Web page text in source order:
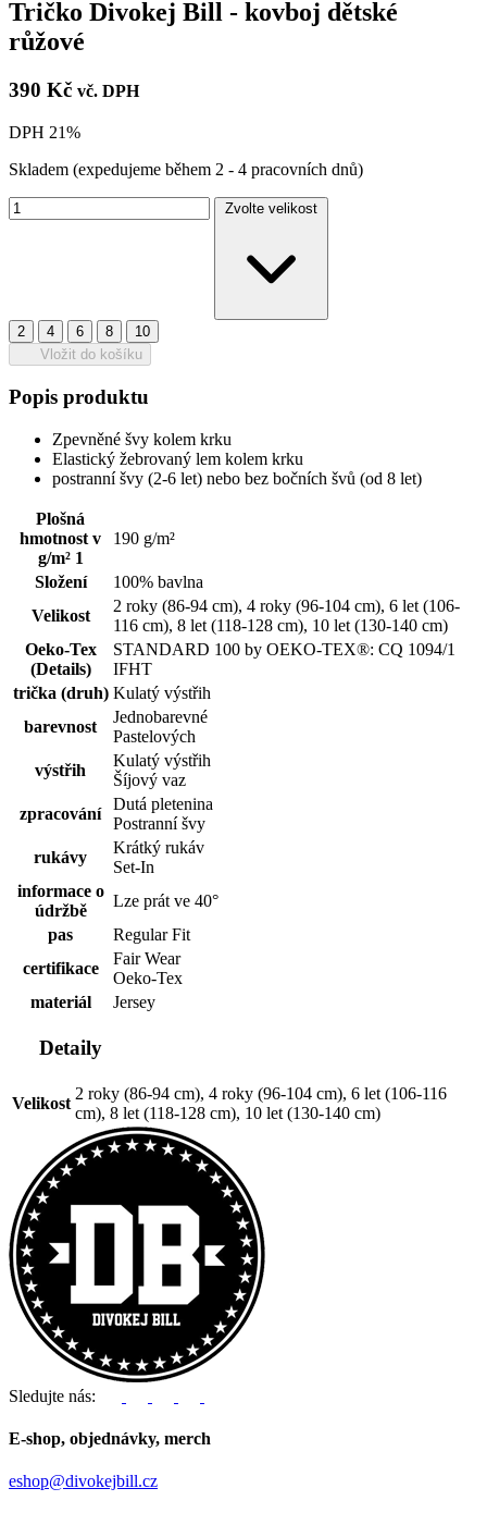
Tričko Divokej Bill - kovboj dětské
růžové
390 Kč vč. DPH
DPH 21%
Skladem (expedujeme během 2 - 4 pracovních dnů)
Zvolte velikost
2 4 6 8
10
Vložit do košíku
Popis produktu
Zpevněné švy kolem krku
Elastický žebrovaný lem kolem krku
postranní švy (2-6 let) nebo bez bočních švů (od 8 let)
Plošná
hmotnost v
g/m² 1
190 g/m²
Složení
100% bavlna
Velikost
2 roky (86-94 cm), 4 roky (96-104 cm), 6 let (106-
116 cm), 8 let (118-128 cm), 10 let (130-140 cm)
Oeko-Tex
(Details)
STANDARD 100 by OEKO-TEX®: CQ 1094/1
IFHT
trička (druh) Kulatý výstřih
barevnost
Jednobarevné
Pastelových
výstřih
Kulatý výstřih
Šíjový vaz
zpracování
Dutá pletenina
Postranní švy
rukávy
Krátký rukáv
Set-In
informace o
údržbě
Lze prát ve 40°
pas
Regular Fit
certifikace
Fair Wear
Oeko-Tex
materiál
Jersey
Detaily
Velikost
2 roky (86-94 cm), 4 roky (96-104 cm), 6 let (106-116
cm), 8 let (118-128 cm), 10 let (130-140 cm)
Sledujte nás:
E-shop, objednávky, merch
eshop@divokejbill.cz